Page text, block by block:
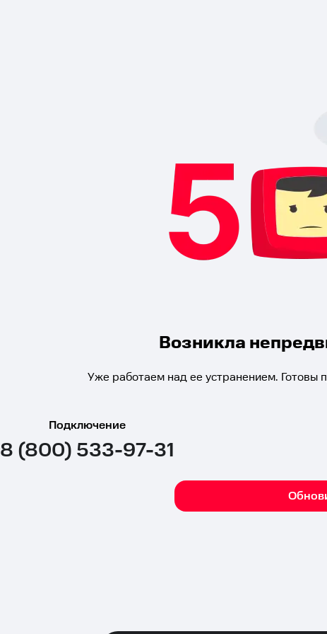
Возникла
Уже работаем над ее устранением. Готовы
Подключение
8 (800) 533-97-31